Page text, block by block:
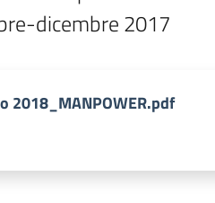
dicembre 2017
2018_MANPOWER.pdf